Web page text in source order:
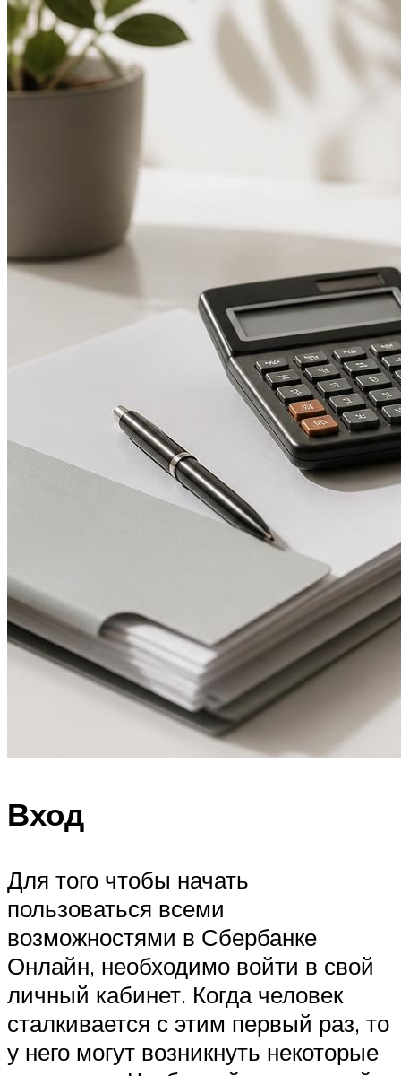
Вход
Для того чтобы начать
пользоваться всеми
возможностями в Сбербанке
Онлайн, необходимо войти в свой
личный кабинет. Когда человек
сталкивается с этим первый раз, то
у него могут возникнуть некоторые